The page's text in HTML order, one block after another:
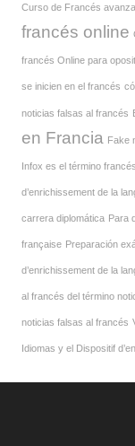
Curso de Francés
francés online
francés Online para
se inicien en el francés
noticias falsas al francés
en Francia Fake
Infox es el término
d’enrichissement de la
carrera diplomática Para
française Preparación
d’enrichissement de la
al francés del término
noticias falsas al francés
Idiomas y el Dispositif